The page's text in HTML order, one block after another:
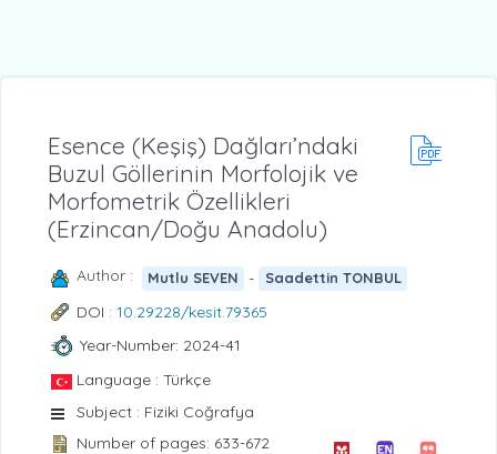
Esence (Keşiş) Dağları’ndaki
Buzul Göllerinin Morfolojik ve
Morfometrik Özellikleri
(Erzincan/Doğu Anadolu)
Author : Mutlu SEVEN - Saadettin TONBUL
DOI : 10.29228/kesit.79365
Year-Number: 2024-41
Language : Türkçe
Subject : Fiziki Coğrafya
Number of pages: 633-672